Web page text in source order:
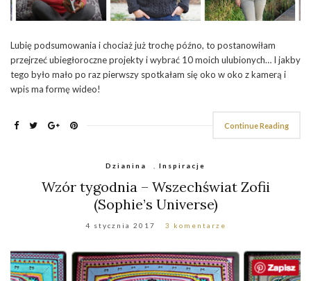
Lubię podsumowania i chociaż już trochę późno, to postanowiłam
przejrzeć ubiegłoroczne projekty i wybrać 10 moich ulubionych… I jakby
tego było mało po raz pierwszy spotkałam się oko w oko z kamerą i
wpis ma formę wideo!
Continue Reading
Dzianina Inspiracje
Wzór tygodnia – Wszechświat Zofii
(Sophie’s Universe)
4 stycznia 2017 3 komentarze